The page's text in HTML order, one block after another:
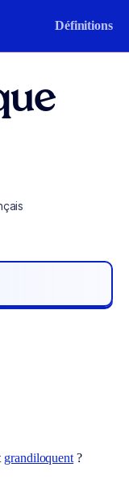
Définitions
grandiloquent ?